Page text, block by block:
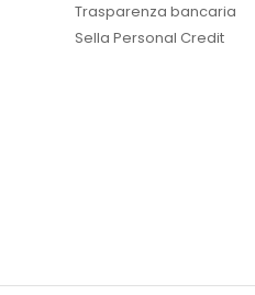
Trasparenza bancaria
Sella Personal Credit